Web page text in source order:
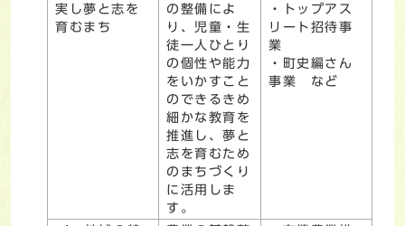
実し夢と志を
育むまち
の整備によ
り、児童・生
徒一人ひとり
の個性や能力
をいかすこと
のできるきめ
細かな教育を
推進し、夢と
志を育むため
のまちづくり
に活用しま
す。
・トップアス
リート招待事
業
・町史編さん
事業 など